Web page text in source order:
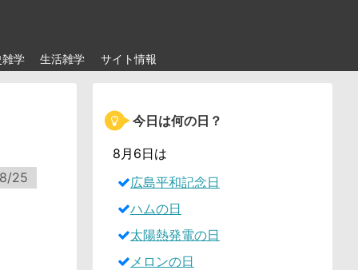
学 生活雑学 サイト情報
25
今日は何の日？
8月6日は
広島平和記念日
ハムの日
太陽熱発電の日
メロンの日